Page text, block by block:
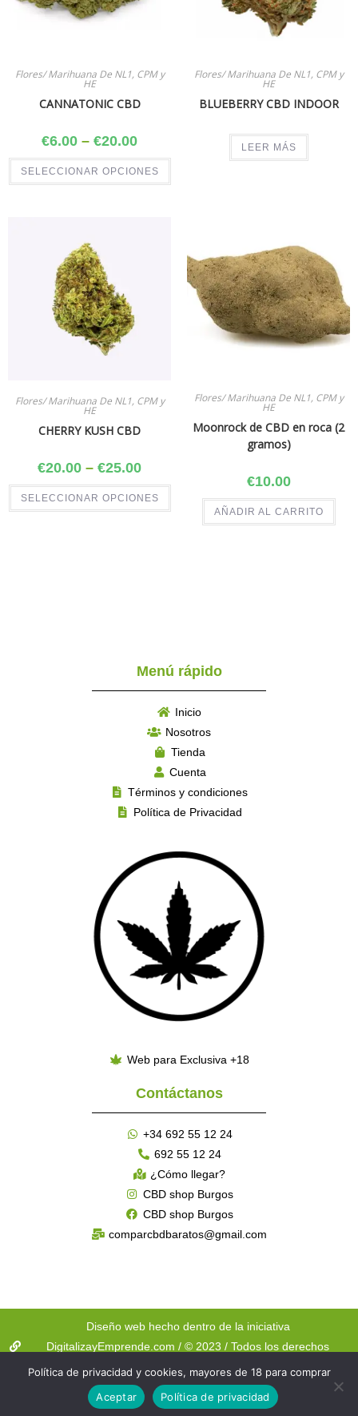
Flores/ Marihuana De NL1, CPM y
HE
CANNATONIC CBD
€6.00 – €20.00
SELECCIONAR OPCIONES
Flores/ Marihuana De NL1, CPM y
HE
BLUEBERRY CBD INDOOR
LEER MÁS
Flores/ Marihuana De NL1, CPM y
HE
CHERRY KUSH CBD
€20.00 – €25.00
SELECCIONAR OPCIONES
Flores/ Marihuana De NL1, CPM y
HE
Moonrock de CBD en roca (2
gramos)
€10.00
AÑADIR AL CARRITO
Menú rápido
Inicio
Nosotros
Tienda
Cuenta
Términos y condiciones
Política de Privacidad
Web para Exclusiva +18
Contáctanos
+34 692 55 12 24
692 55 12 24
¿Cómo llegar?
CBD shop Burgos
CBD shop Burgos
comparcbdbaratos@gmail.com
Diseño web hecho dentro de la iniciativa
DigitalizayEmprende.com / © 2023 / Todos los derechos
reservados
Política de privacidad y cookies, mayores de 18 para comprar
Aceptar
Política de privacidad